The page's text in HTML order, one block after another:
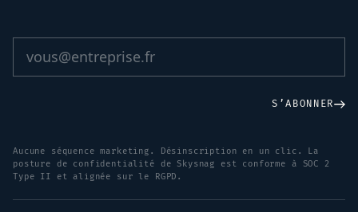
S’ABONNER
Aucune séquence marketing. Désinscription en un clic. La
posture de confidentialité de Skysnag est conforme à SOC 2
Type II et alignée sur le RGPD.